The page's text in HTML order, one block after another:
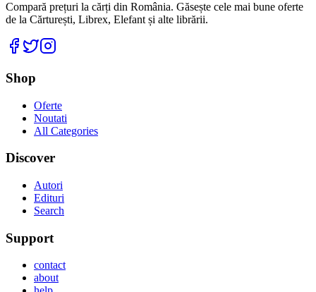
Compară prețuri la cărți din România. Găsește cele mai bune oferte
de la Cărturești, Librex, Elefant și alte librării.
Facebook
Twitter
Shop
Oferte
Noutati
All Categories
Discover
Autori
Edituri
Search
Support
contact
about